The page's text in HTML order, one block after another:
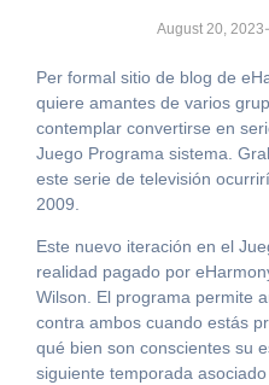
August 20, 2023-
Per formal sitio de blog de
quiere amantes de varios
contemplar convertirse en
Juego Programa sistema.
este serie de televisión
2009.
Este nuevo iteración en el
realidad pagado por
Wilson. El programa permite
contra ambos cuando estás
qué bien son conscientes su
siguiente temporada